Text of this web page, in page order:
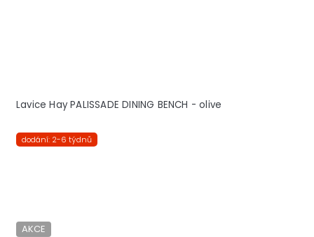
Lavice Hay PALISSADE DINING BENCH - olive
dodání: 2-6 týdnů
AKCE